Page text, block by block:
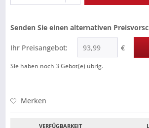
Senden Sie einen alternativen
Ihr Preisangebot: €
Sie haben noch 3Gebot(e) übrig.
Merken
VERFÜGBARKEIT